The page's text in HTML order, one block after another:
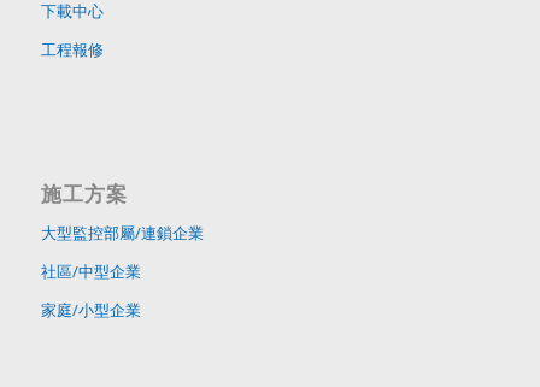
下載中心
工程報修
施工方案
大型監控部屬/連鎖企業
社區/中型企業
家庭/小型企業